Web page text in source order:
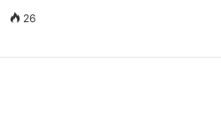
26